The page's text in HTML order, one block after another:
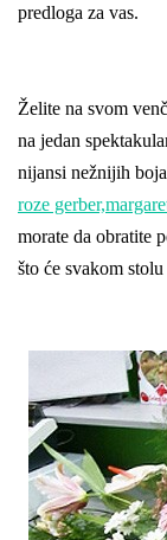
predloga za vas.
Želite na svom
na jedan
nijansi nežnijih
roze
morate da obratite
što će svakom